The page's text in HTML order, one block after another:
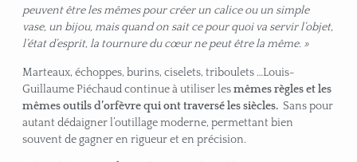
peuvent être les mêmes pour créer un calice ou un simple
vase, un bijou, mais quand on sait ce pour quoi va servir l’objet,
l’état d’esprit, la tournure du cœur ne peut être la même. »
Marteaux, échoppes, burins, ciselets, triboulets …Louis-
Guillaume Piéchaud continue à utiliser lesmêmes règles et les
mêmes outils d’orfèvre qui ont traversé les siècles. Sans pour
autant dédaigner l’outillage moderne, permettant bien
souvent de gagner en rigueur et en précision.